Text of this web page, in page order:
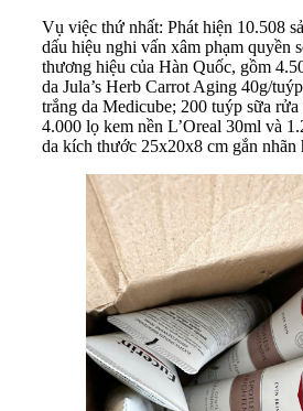
Vụ việc thứ nhất: Phát hiện 10.508
dấu hiệu nghi vấn xâm phạm quyền
thương hiệu của Hàn Quốc, gồm
da Jula’s Herb Carrot Aging 40g/
trắng da Medicube; 200 tuýp sữa
4.000 lọ kem nền L’Oreal 30ml và
da kích thước 25x20x8 cm gắn nhãn